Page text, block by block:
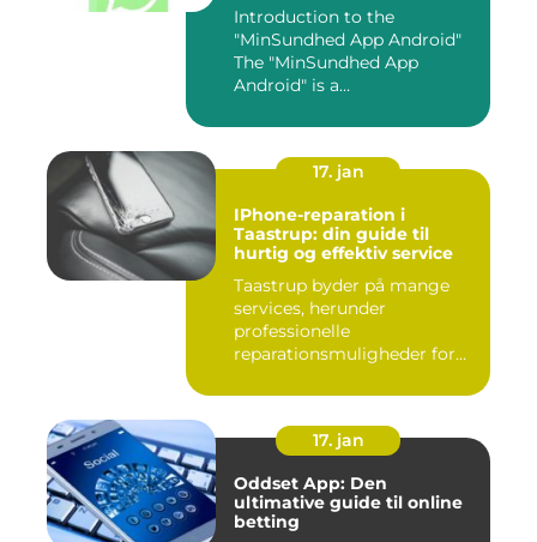
Introduction to the
"MinSundhed App Android"
The "MinSundhed App
Android" is a
17. jan
IPhone-reparation i
Taastrup: din guide til
hurtig og effektiv service
Taastrup byder på mange
services, herunder
professionelle
reparationsmuligheder for
17. jan
Oddset App: Den
ultimative guide til online
betting